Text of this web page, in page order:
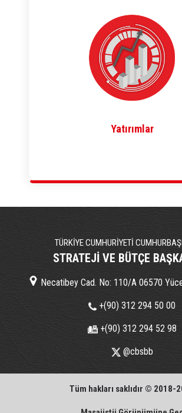
Yatırımlar
TÜRKİYE CUMHURİYETİ
STRATEJİ VE BÜTÇE
Necatibey Cad. No: 110/A 06570
+(90) 312 294 50 00
+(90) 312 294 52 98
@cbsbb
Tüm hakları saklıdır © 2018-